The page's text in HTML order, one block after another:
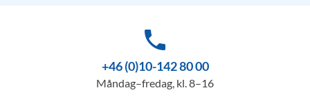
phone
+46 (0)10-142 80 00
Måndag–fredag, kl. 8–16